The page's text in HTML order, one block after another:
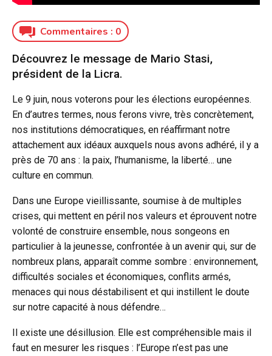
Commentaires : 0
Découvrez le message de Mario Stasi,
président de la Licra.
Le 9 juin, nous voterons pour les élections européennes.
En d’autres termes, nous ferons vivre, très concrètement,
nos institutions démocratiques, en réaffirmant notre
attachement aux idéaux auxquels nous avons adhéré, il y a
près de 70 ans : la paix, l’humanisme, la liberté… une
culture en commun.
Dans une Europe vieillissante, soumise à de multiples
crises, qui mettent en péril nos valeurs et éprouvent notre
volonté de construire ensemble, nous songeons en
particulier à la jeunesse, confrontée à un avenir qui, sur de
nombreux plans, apparaît comme sombre : environnement,
difficultés sociales et économiques, conflits armés,
menaces qui nous déstabilisent et qui instillent le doute
sur notre capacité à nous défendre…
Il existe une désillusion. Elle est compréhensible mais il
faut en mesurer les risques : l’Europe n’est pas une